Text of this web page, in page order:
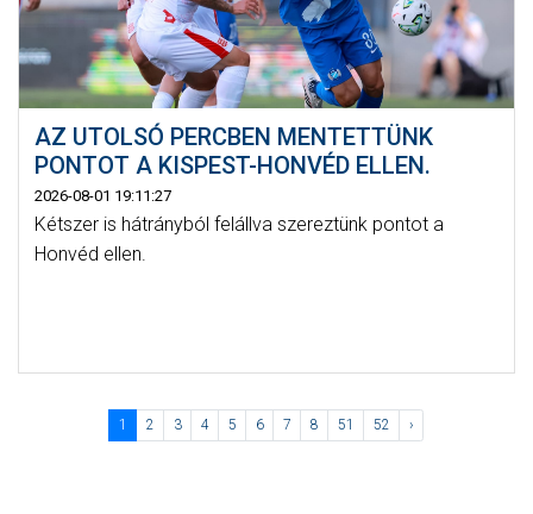
AZ UTOLSÓ PERCBEN MENTETTÜNK
PONTOT A KISPEST-HONVÉD ELLEN.
2026-08-01 19:11:27
Kétszer is hátrányból felállva szereztünk pontot a
Honvéd ellen.
1 2 3 4 5 6 7 8 51 52 ›